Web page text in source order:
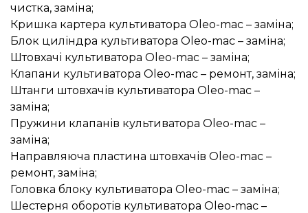
чистка, заміна;
Кришка картера культиватора Oleo-mac – заміна;
Блок циліндра культиватора Oleo-mac – заміна;
Штовхачі культиватора Oleo-mac – заміна;
Клапани культиватора Oleo-mac – ремонт, заміна;
Штанги штовхачів культиватора Oleo-mac –
заміна;
Пружини клапанів культиватора Oleo-mac –
заміна;
Направляюча пластина штовхачів Oleo-mac –
ремонт, заміна;
Головка блоку культиватора Oleo-mac – заміна;
Шестерня оборотів культиватора Oleo-mac –